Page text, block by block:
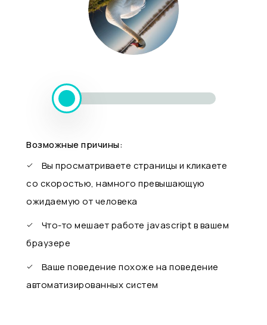
Возможные причины:
Вы просматриваете страницы и кликаете
со скоростью, намного превышающую
ожидаемую от человека
Что-то мешает работе javascript в вашем
браузере
Ваше поведение похоже на поведение
автоматизированных систем